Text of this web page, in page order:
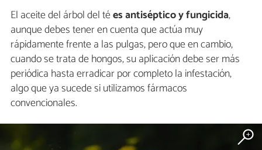
El aceite del árbol del tées antiséptico y fungicida,
aunque debes tener en cuenta que actúa muy
rápidamente frente a las pulgas, pero que en cambio,
cuando se trata de hongos, su aplicación debe ser más
periódica hasta erradicar por completo la infestación,
algo que ya sucede si utilizamos fármacos
convencionales.